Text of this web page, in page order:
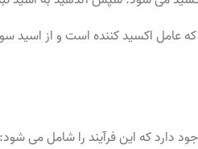
عامل اکسید کننده است و از اسید
دارد که این فرآیند را شامل می شود: